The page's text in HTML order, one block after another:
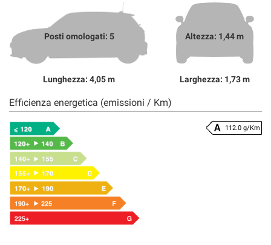
Posti omologati: 5
Lunghezza: 4,05 m
Altezza: 1,44 m
Larghezza: 1,73 m
Efficienza energetica (emissioni / Km)
112.0 g/Km